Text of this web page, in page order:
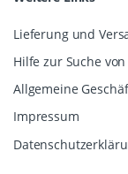
Lieferung und
Hilfe zur Suche
Allgemeine
Impressum